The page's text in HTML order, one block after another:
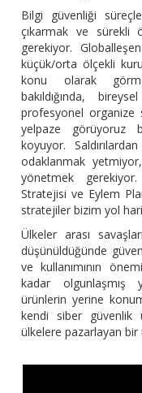
Bilgi güvenliği
çıkarmak ve sürekli
gerekiyor.
küçük/orta ölçekli
konu olarak
bakıldığında,
profesyonel
yelpaze görüyoruz
koyuyor.
odaklanmak
yönetmek
Stratejisi ve Eylem
stratejiler bizim yol
Ülkeler arası
düşünüldüğünde
ve kullanımının
kadar olgunlaşmış
ürünlerin yerine
kendi siber güvenlik
ülkelere pazarlayan bir